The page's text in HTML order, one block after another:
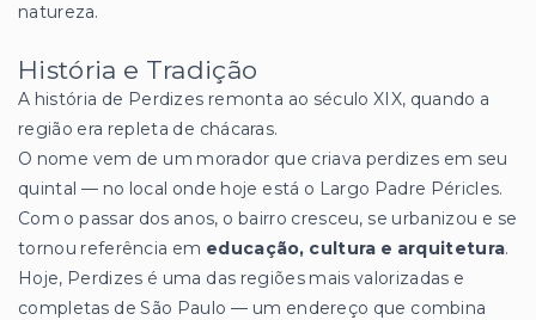
natureza.
História e Tradição
A história de Perdizes remonta ao século XIX, quando a
região era repleta de chácaras.
O nome vem de um morador que criava perdizes em seu
quintal — no local onde hoje está o Largo Padre Péricles.
Com o passar dos anos, o bairro cresceu, se urbanizou e se
tornou referência em educação, cultura e arquitetura.
Hoje, Perdizes é uma das regiões mais valorizadas e
completas de São Paulo — um endereço que combina